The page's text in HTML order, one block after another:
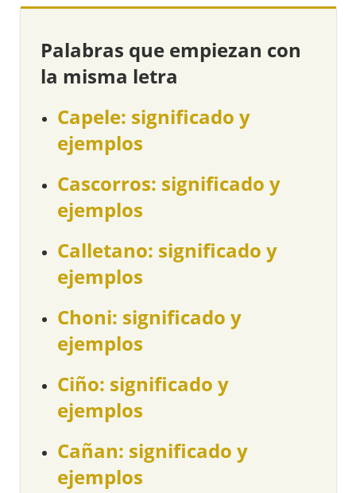
Palabras que empiezan con
la misma letra
Capele: significado y
ejemplos
Cascorros: significado y
ejemplos
Calletano: significado y
ejemplos
Choni: significado y
ejemplos
Ciño: significado y
ejemplos
Cañan: significado y
ejemplos